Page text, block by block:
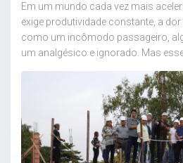
Em um mundo cada vez mais
exige produtividade constante, a
como um incômodo passageiro,
um analgésico e ignorado. Mas